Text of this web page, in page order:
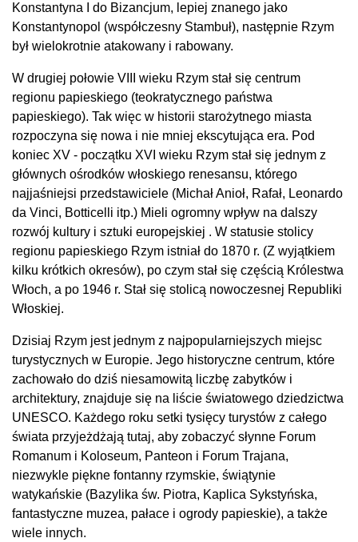
Konstantyna I do Bizancjum, lepiej znanego jako
Konstantynopol (współczesny Stambuł), następnie Rzym
był wielokrotnie atakowany i rabowany.
W drugiej połowie VIII wieku Rzym stał się centrum
regionu papieskiego (teokratycznego państwa
papieskiego). Tak więc w historii starożytnego miasta
rozpoczyna się nowa i nie mniej ekscytująca era. Pod
koniec XV - początku XVI wieku Rzym stał się jednym z
głównych ośrodków włoskiego renesansu, którego
najjaśniejsi przedstawiciele (Michał Anioł, Rafał, Leonardo
da Vinci, Botticelli itp.) Mieli ogromny wpływ na dalszy
rozwój kultury i sztuki europejskiej . W statusie stolicy
regionu papieskiego Rzym istniał do 1870 r. (Z wyjątkiem
kilku krótkich okresów), po czym stał się częścią Królestwa
Włoch, a po 1946 r. Stał się stolicą nowoczesnej Republiki
Włoskiej.
Dzisiaj Rzym jest jednym z najpopularniejszych miejsc
turystycznych w Europie. Jego historyczne centrum, które
zachowało do dziś niesamowitą liczbę zabytków i
architektury, znajduje się na liście światowego dziedzictwa
UNESCO. Każdego roku setki tysięcy turystów z całego
świata przyjeżdżają tutaj, aby zobaczyć słynne Forum
Romanum i Koloseum, Panteon i Forum Trajana,
niezwykle piękne fontanny rzymskie, świątynie
watykańskie (Bazylika św. Piotra, Kaplica Sykstyńska,
fantastyczne muzea, pałace i ogrody papieskie), a także
wiele innych.